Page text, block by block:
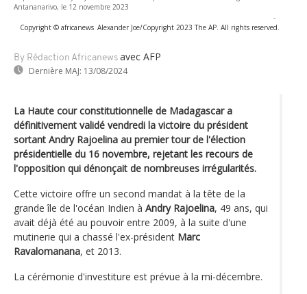
Antananarivo, le 12 novembre 2023
-
Copyright © africanews Alexander Joe/Copyright 2023 The AP. All rights reserved.
By Rédaction Africanews avec AFP
Dernière MAJ: 13/08/2024
La Haute cour constitutionnelle de Madagascar a
définitivement validé vendredi la victoire du président
sortant Andry Rajoelina au premier tour de l'élection
présidentielle du 16 novembre, rejetant les recours de
l'opposition qui dénonçait de nombreuses irrégularités.
Cette victoire offre un second mandat à la tête de la
grande île de l'océan Indien à Andry Rajoelina, 49 ans, qui
avait déjà été au pouvoir entre 2009, à la suite d'une
mutinerie qui a chassé l'ex-président Marc
Ravalomanana, et 2013.
La cérémonie d'investiture est prévue à la mi-décembre.